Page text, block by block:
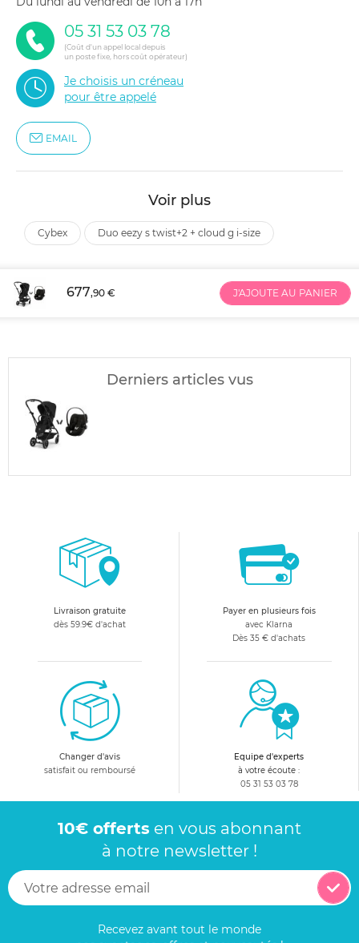
05 31 53 03 78
(Coût d'un appel local depuis
un poste fixe, hors coût opérateur)
Je choisis un créneau
pour être appelé
EMAIL
Voir plus
cybex duo eezy s twist+2 + cloud g i-size
677,90 € J'AJOUTE AU PANIER
Derniers articles vus
Livraison gratuite
dès 59.9€ d'achat
Payer en plusieurs fois
avec Klarna
Dès 35 € d'achats
Changer d'avis
satisfait ou remboursé
Equipe d'experts
à votre écoute :
05 31 53 03 78
10€ offerts en vous abonnant
à notre newsletter !
Recevez avant tout le monde